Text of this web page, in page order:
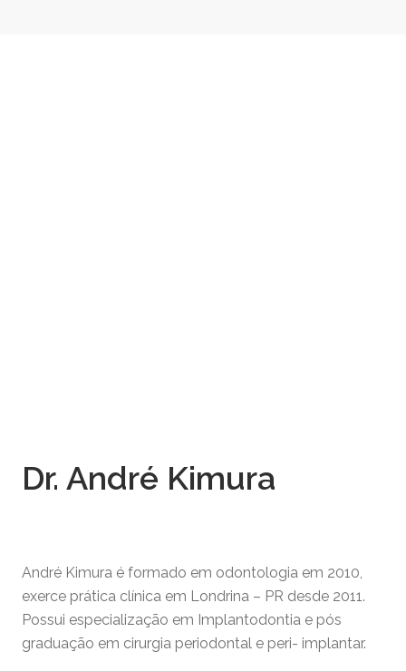
Dr. André Kimura
André Kimura é formado em odontologia em 2010,
exerce prática clínica em Londrina – PR desde 2011.
Possui especialização em Implantodontia e pós
graduação em cirurgia periodontal e peri- implantar.